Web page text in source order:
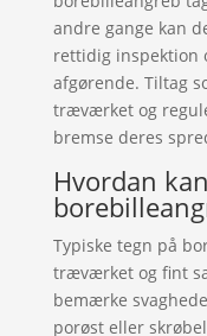
andre gange kan
rettidig inspektion
afgørende. Tiltag
træværket og
bremse deres
Hvordan
Typiske tegn på
træværket og fint
bemærke
porøst eller